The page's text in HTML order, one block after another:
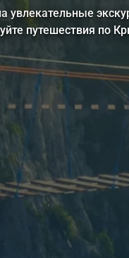
путешествия по